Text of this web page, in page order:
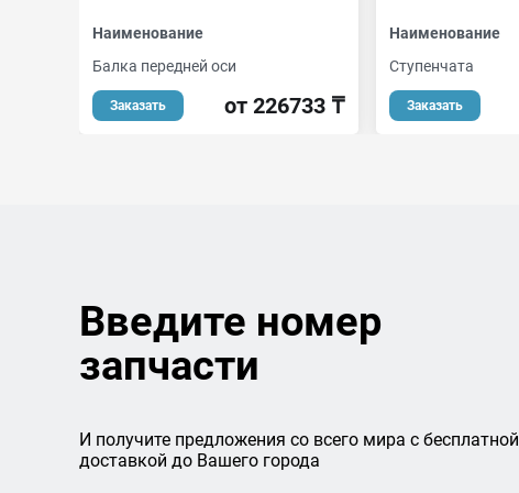
Наименование
Балка передней оси
Заказать от 226733 ₸
Наименование
Cтупенчата
Заказать
Введите номер
запчасти
И получите предложения со всего мира с бесплатной
доставкой до Вашего города